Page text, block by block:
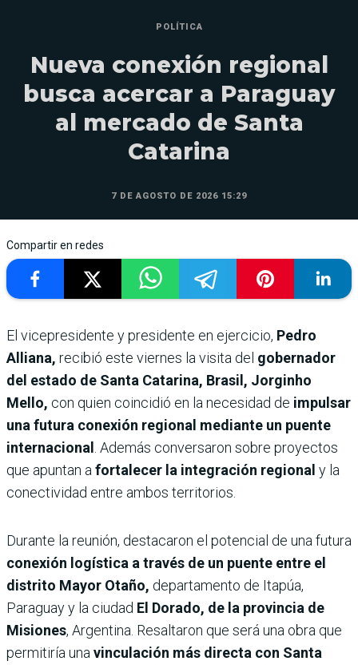
POLÍTICA
Nueva conexión regional
busca acercar a Paraguay
al mercado de Santa
Catarina
7 DE AGOSTO DE 2026 15:29
Compartir en redes
El vicepresidente y presidente en ejercicio, Pedro
Alliana, recibió este viernes la visita del gobernador
del estado de Santa Catarina, Brasil, Jorginho
Mello, con quien coincidió en la necesidad de impulsar
una futura conexión regional mediante un puente
internacional . Además conversaron sobre proyectos
que apuntan a fortalecer la integración regional y la
conectividad entre ambos territorios.
Durante la reunión, destacaron el potencial de una futura
conexión logística a través de un puente entre el
distrito Mayor Otaño, departamento de Itapúa,
Paraguay y la ciudad El Dorado, de la provincia de
Misiones, Argentina. Resaltaron que será una obra que
permitiría una vinculación más directa con Santa